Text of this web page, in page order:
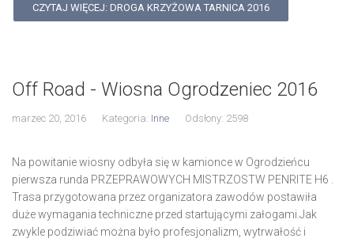
CZYTAJ WIĘCEJ: DROGA KRZYŻOWA TARNICA 2016
Off Road - Wiosna Ogrodzeniec 2016
marzec 20, 2016 Kategoria: Inne Odsłony: 2598
Na powitanie wiosny odbyła się w kamionce w Ogrodzieńcu
pierwsza runda PRZEPRAWOWYCH MISTRZOSTW PENRITE H6 .
Trasa przygotowana przez organizatora zawodów postawiła
duże wymagania techniczne przed startującymi załogami.Jak
zwykle podziwiać można było profesjonalizm, wytrwałość i